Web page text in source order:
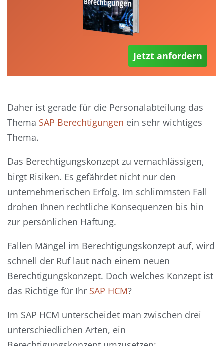
Jetzt anfordern
Daher ist gerade für die Personalabteilung das
Thema SAP Berechtigungen ein sehr wichtiges
Thema.
Das Berechtigungskonzept zu vernachlässigen,
birgt Risiken. Es gefährdet nicht nur den
unternehmerischen Erfolg. Im schlimmsten Fall
drohen Ihnen rechtliche Konsequenzen bis hin
zur persönlichen Haftung.
Fallen Mängel im Berechtigungskonzept auf, wird
schnell der Ruf laut nach einem neuen
Berechtigungskonzept. Doch welches Konzept ist
das Richtige für Ihr SAP HCM?
Im SAP HCM unterscheidet man zwischen drei
unterschiedlichen Arten, ein